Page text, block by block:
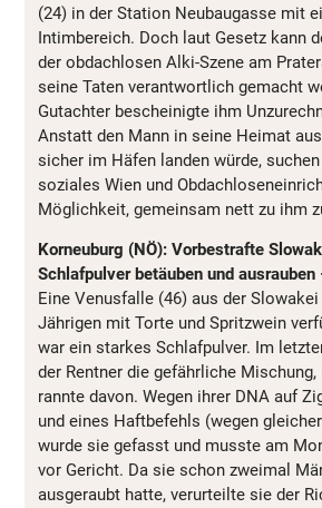
(24) in der Station Neubaugasse mit
Intimbereich. Doch laut Gesetz kann
der obdachlosen Alki-Szene am
seine Taten verantwortlich gemacht
Gutachter bescheinigte ihm
Anstatt den Mann in seine Heimat
sicher im Häfen landen würde,
soziales Wien und
Möglichkeit, gemeinsam nett zu ihm
Korneuburg (NÖ): Vorbestrafte
Schlafpulver betäuben und
Eine Venusfalle (46) aus der
Jährigen mit Torte und Spritzwein
war ein starkes Schlafpulver. Im
der Rentner die gefährliche
rannte davon. Wegen ihrer DNA auf
und eines Haftbefehls (wegen
wurde sie gefasst und musste am
vor Gericht. Da sie schon zweimal
ausgeraubt hatte, verurteilte sie der